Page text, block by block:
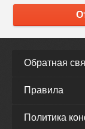
Обратная
Правила
Политика